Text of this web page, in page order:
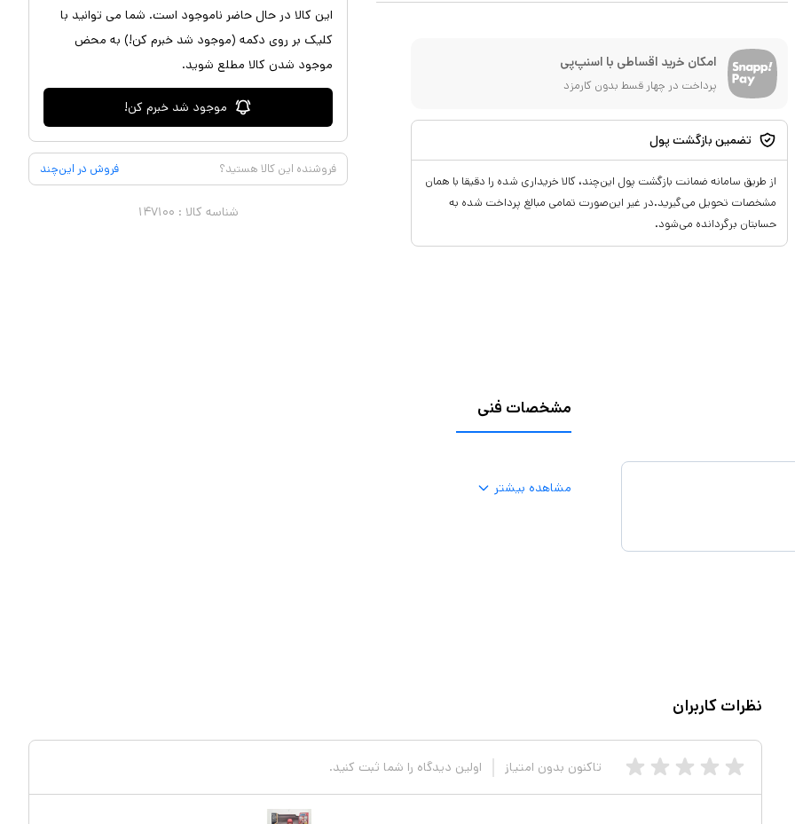
امکان خرید اقساطی با اسنپ‌پی
پرداخت در چهار قسط بدون کارمزد
تضمین بازگشت پول
از طریق سامانه ضمانت بازگشت پول این‌چند، کالا خریداری شده را دقیقا با همان
مشخصات تحویل می‌گیرید.در غیر این‌صورت تمامی مبالغ پرداخت شده به
حسابتان برگردانده می‌شود.
این کالا در حال حاضر ناموجود است. شما می توانید با
کلیک بر روی دکمه (موجود شد خبرم کن!) به محض
موجود شدن کالا مطلع شوید.
موجود شد خبرم کن!
فروشنده این کالا هستید؟ فروش در این‌چند
شناسه کالا : ۱۴۷۱۰۰
مشخصات فنی
مشاهده بیشتر
نظرات کاربران
تاکنون بدون امتیاز اولین دیدگاه را شما ثبت کنید.